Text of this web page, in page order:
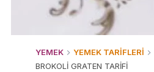
YEMEK YEMEK TARİFLERİ
BROKOLİ GRATEN TARİFİ